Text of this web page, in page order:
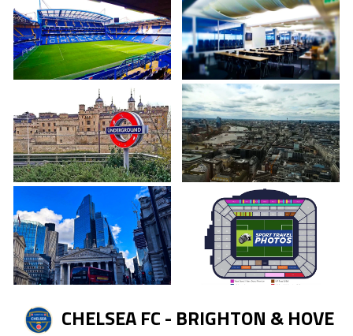
CHELSEA FC - BRIGHTON & HOVE